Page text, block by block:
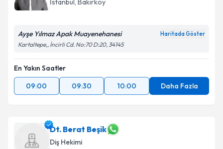
İstanbul , Bakırköy
Ayşe Yılmaz Apak Muayenehanesi Haritada Göster
Kartaltepe,, İncirli Cd. No:70 D:20, 34145
En Yakın Saatler
09:00
09:30 10:00 Daha Fazla
Dt. Berat Beşik
Diş Hekimi